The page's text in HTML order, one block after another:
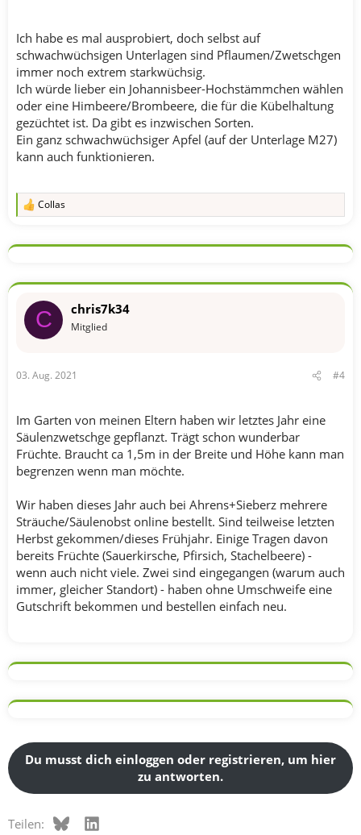
Ich habe es mal ausprobiert, doch selbst auf
schwachwüchsigen Unterlagen sind Pflaumen/Zwetschgen
immer noch extrem starkwüchsig.
Ich würde lieber ein Johannisbeer-Hochstämmchen wählen
oder eine Himbeere/Brombeere, die für die Kübelhaltung
gezüchtet ist. Da gibt es inzwischen Sorten.
Ein ganz schwachwüchsiger Apfel (auf der Unterlage M27)
kann auch funktionieren.
R
k
o
e
n
Collas
C chris7k34
Mitglied
03. Aug. 2021 #4
Im Garten von meinen Eltern haben wir letztes Jahr eine
Säulenzwetschge gepflanzt. Trägt schon wunderbar
Früchte. Braucht ca 1,5m in der Breite und Höhe kann man
begrenzen wenn man möchte.
Wir haben dieses Jahr auch bei Ahrens+Sieberz mehrere
Sträuche/Säulenobst online bestellt. Sind teilweise letzten
Herbst gekommen/dieses Frühjahr. Einige Tragen davon
bereits Früchte (Sauerkirsche, Pfirsich, Stachelbeere) -
wenn auch nicht viele. Zwei sind eingegangen (warum auch
immer, gleicher Standort) - haben ohne Umschweife eine
Gutschrift bekommen und bestellen einfach neu.
Du musst dich einloggen oder registrieren, um hier
zu antworten.
Teilen: BlueskyLinkedIn